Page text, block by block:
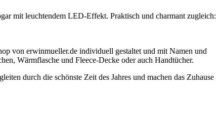
mit leuchtendem LED-Effekt. Praktisch und charmant zugleich:
von erwinmueller.de individuell gestaltet und mit Namen und
Wärmflasche und Fleece-Decke oder auch Handtücher.
durch die schönste Zeit des Jahres und machen das Zuhause